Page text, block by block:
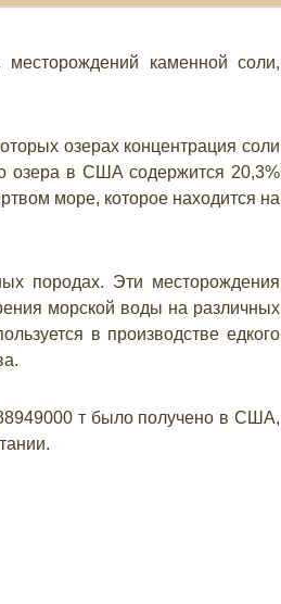
каменной соли,
озерах концентрация соли
озера в США содержится 20,3%
море, которое находится на
породах. Эти месторождения
морской воды на различных
в производстве едкого
т было получено в США,